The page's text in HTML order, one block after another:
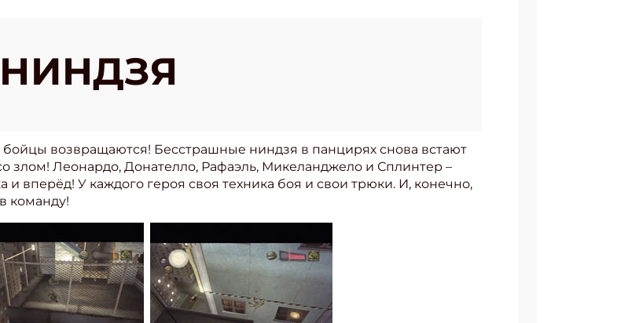
возвращаются! Бесстрашные ниндзя в панцирях снова встают
злом! Леонардо, Донателло, Рафаэль, Микеланджело и Сплинтер –
вперёд! У каждого героя своя техника боя и свои трюки. И, конечно,
команду!